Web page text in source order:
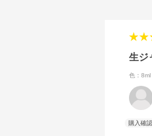
生ジ
色：8ml